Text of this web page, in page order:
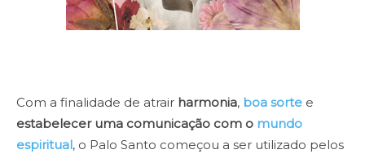
Com a finalidade de atrair harmonia, boa sorte e
estabelecer uma comunicação com o mundo
espiritual, o Palo Santo começou a ser utilizado pelos